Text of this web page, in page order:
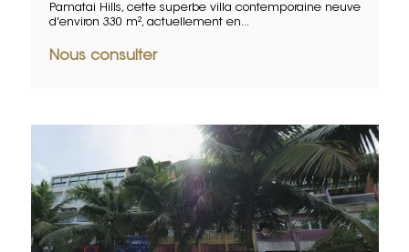
Pamatai Hills, cette superbe villa contemporaine neuve
d'environ 330 m², actuellement en...
Nous consulter